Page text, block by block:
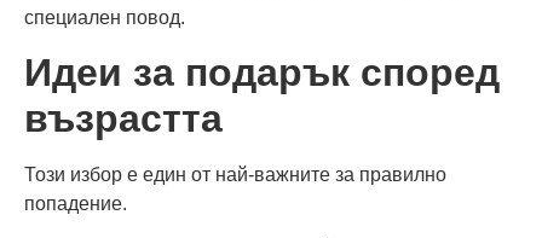
специален повод.
Идеи за подарък според
възрастта
Този избор е един от най-важните за правилно
попадение.